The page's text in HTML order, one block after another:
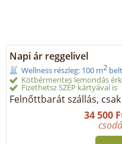
Napi ár reggelivel
Wellness részleg: 100 m2
Kötbérmentes lemondás
Fizethetsz SZÉP kártyával is
Felnőttbarát szállás,
34 500